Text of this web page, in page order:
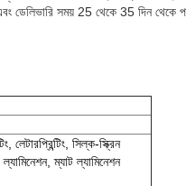
সময় 25 থেকে 35 দিন থেকে
লেটারপ্রিন্টিং, সিল্ক-স্ক্রিন
ম্যাট ল্যামিনেশন